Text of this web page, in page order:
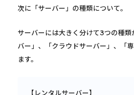
次に「サーバー」の種類について。
サーバーには大きく分けて3つの種類
バー」、「クラウドサーバー」、「
ます。
【レンタルサーバー】